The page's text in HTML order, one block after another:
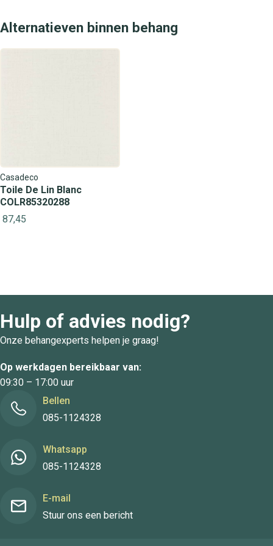
Alternatieven binnen behang
Casadeco
Toile De Lin Blanc
COLR85320288
87,45
Hulp of advies nodig?
Onze behangexperts helpen je graag!
Op werkdagen bereikbaar van:
09:30 – 17:00 uur
Bellen
085-1124328
Whatsapp
085-1124328
E-mail
Stuur ons een bericht